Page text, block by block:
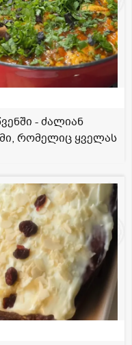
- ძალიან
რომელიც ყველას